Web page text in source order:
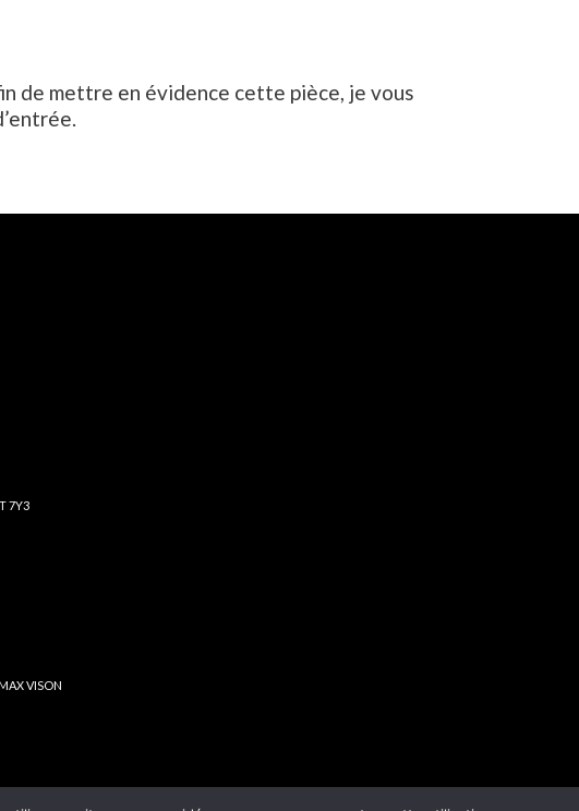
de mettre en évidence cette pièce, je vous
7Y3
VISON